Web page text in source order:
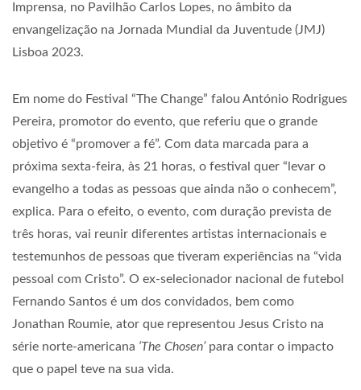
Imprensa, no Pavilhão Carlos Lopes, no âmbito da
envangelização na Jornada Mundial da Juventude (JMJ)
Lisboa 2023.
Em nome do Festival “The Change” falou António Rodrigues
Pereira, promotor do evento, que referiu que o grande
objetivo é “promover a fé”. Com data marcada para a
próxima sexta-feira, às 21 horas, o festival quer “levar o
evangelho a todas as pessoas que ainda não o conhecem”,
explica. Para o efeito, o evento, com duração prevista de
três horas, vai reunir diferentes artistas internacionais e
testemunhos de pessoas que tiveram experiências na “vida
pessoal com Cristo”. O ex-selecionador nacional de futebol
Fernando Santos é um dos convidados, bem como
Jonathan Roumie, ator que representou Jesus Cristo na
série norte-americana ‘The Chosen’para contar o impacto
que o papel teve na sua vida.